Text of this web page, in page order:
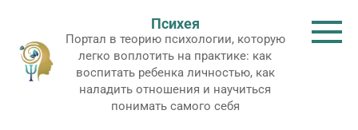
контенту
Психея
Портал в теорию психологии, которую
легко воплотить на практике: как
воспитать ребенка личностью, как
наладить отношения и научиться
понимать самого себя